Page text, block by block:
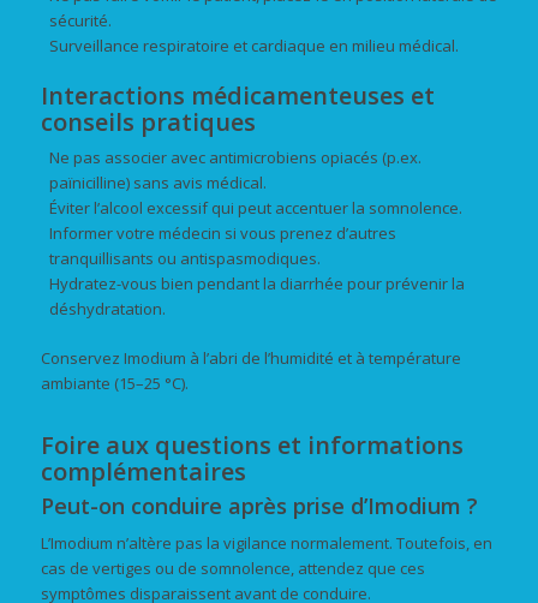
sécurité.
Surveillance respiratoire et cardiaque en milieu médical.
Interactions médicamenteuses et
conseils pratiques
Ne pas associer avec antimicrobiens opiacés (p.ex.
païnicilline) sans avis médical.
Éviter l’alcool excessif qui peut accentuer la somnolence.
Informer votre médecin si vous prenez d’autres
tranquillisants ou antispasmodiques.
Hydratez-vous bien pendant la diarrhée pour prévenir la
déshydratation.
Conservez Imodium à l’abri de l’humidité et à température
ambiante (15–25 °C).
Foire aux questions et informations
complémentaires
Peut-on conduire après prise d’Imodium ?
L’Imodium n’altère pas la vigilance normalement. Toutefois, en
cas de vertiges ou de somnolence, attendez que ces
symptômes disparaissent avant de conduire.